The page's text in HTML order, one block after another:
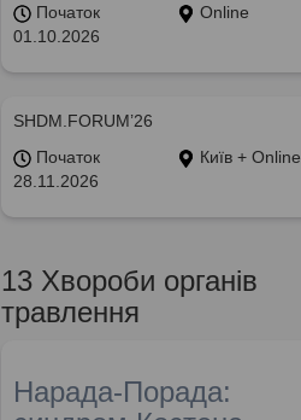
Початок
01.10.2026
Online
SHDM.FORUM’26
Початок
28.11.2026
Київ + Online
13 Хвороби органів
травлення
Нарада-Порада: